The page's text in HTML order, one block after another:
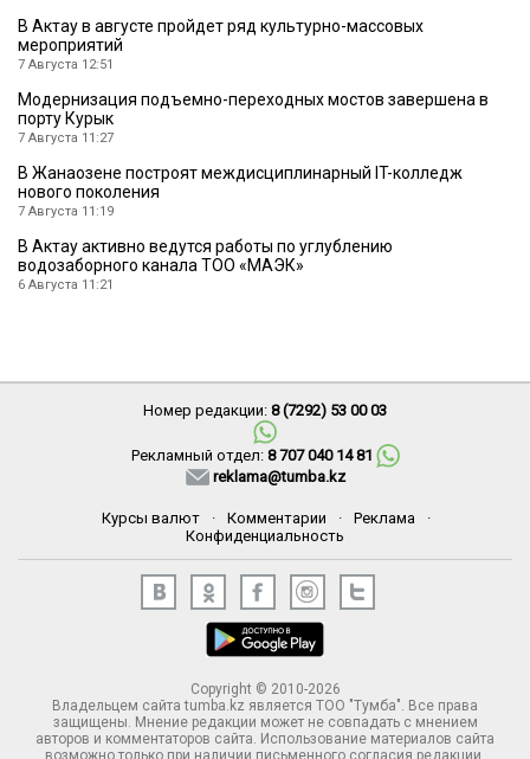
В Актау в августе пройдет ряд культурно-массовых
мероприятий
7 Августа 12:51
Модернизация подъемно-переходных мостов завершена в
порту Курык
7 Августа 11:27
В Жанаозене построят междисциплинарный IT-колледж
нового поколения
7 Августа 11:19
В Актау активно ведутся работы по углублению
водозаборного канала ТОО «МАЭК»
6 Августа 11:21
Номер редакции: 8 (7292) 53 00 03
Рекламный отдел: 8 707 040 14 81
reklama@tumba.kz
Курсы валют · Комментарии · Реклама
·
Конфиденциальность
Copyright © 2010-2026
Владельцем сайта tumba.kz является ТОО "Тумба". Все права
защищены. Мнение редакции может не совпадать с мнением
авторов и комментаторов сайта. Использование материалов сайта
возможно только при наличии письменного согласия редакции.